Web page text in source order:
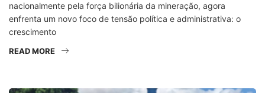
nacionalmente pela força bilionária da mineração, agora
enfrenta um novo foco de tensão política e administrativa: o
crescimento
READ MORE